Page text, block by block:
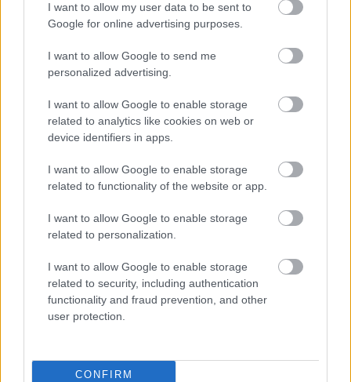
I want to allow my user data to be sent to
Google for online advertising purposes.
I want to allow Google to send me
personalized advertising.
I want to allow Google to enable storage
related to analytics like cookies on web or
device identifiers in apps.
I want to allow Google to enable storage
related to functionality of the website or app.
I want to allow Google to enable storage
related to personalization.
I want to allow Google to enable storage
related to security, including authentication
functionality and fraud prevention, and other
user protection.
CONFIRM
Meccs Center
Paris Saint-Germainvs
Manchester United
Nya Ullevi, Göteborg
2026-08-08 17:00
1 nap 2 óra 17 perc 37 másodperc
Leeds UnitedvsManchester United2026-08-12 20:30